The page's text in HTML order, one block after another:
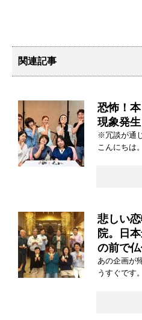
関連記事
恐怖！
現象発生
※冗談が通
こんにちは
悲しい
院。日
の前で
あの企画が
うすぐです